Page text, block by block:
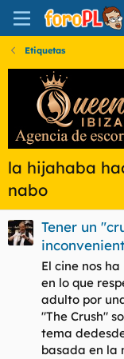
Etiquetas
la hijahaba
nabo
Tener un
El cine nos
en lo que
adulto por
"The Crush"
tema
basada en la